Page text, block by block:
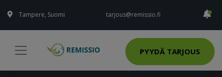
Tampere, Suomi tarjous@remissio.fi
PYYDÄ TARJOUS